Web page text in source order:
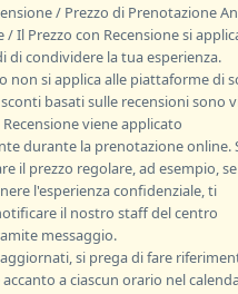
/ Prezzo di Prenotazione
/ Il Prezzo con Recensione si
di condividere la tua esperienza.
non si applica alle piattaforme di
basati sulle recensioni sono
viene applicato
durante la prenotazione online.
il prezzo regolare, ad esempio, se
l'esperienza confidenziale, ti
il nostro staff del centro
messaggio.
si prega di fare
a ciascun orario nel